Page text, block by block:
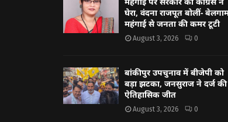
घेरा, वंदना राजपूत बोलीं-
महंगाई से जनता की कमर टूटी
August 3, 2026 0
बांकीपुर उपचुनाव में बीजेपी को
बड़ा झटका, जनसुराज ने दर्ज की
ऐतिहासिक जीत
August 3, 2026 0